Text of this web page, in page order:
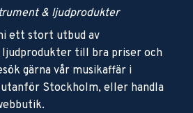
& ljudprodukter
ett stort utbud av
till bra priser och
gärna vår musikaffär i
Stockholm, eller handla